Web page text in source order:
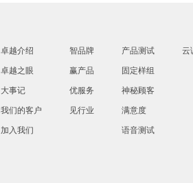
卓越介绍
卓越之眼
大事记
我们的客户
加入我们
智品牌
赢产品
优服务
见行业
产品测试
固定样组
神秘顾客
满意度
语音测试
云